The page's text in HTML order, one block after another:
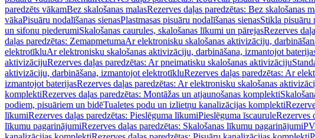
paredzēts vākamBez skalošanas malasRezerves daļas paredzētas: Bez skalošanas
vākaPisuāru nodalīšanas sienasPlastmasas pisuāru nodalīšanas sienasStikla pisuāru
un sifonu piederumiSkalošanas caurules, skalošanas līkumi un pārejasRezerves
daļas paredzētas: ZemapmetumaAr elektronisku skalošanas aktivizāciju,
elektrotīkluAr elektronisku skalošanas aktivizāciju, darbināšana, izmantojot
aktivizācijuRezerves daļas paredzētas: Ar pneimatisku skalošanas aktivizāciju
aktivizāciju, darbināšana, izmantojot elektrotīkluRezerves daļas paredzētas: Ar
izmantojot baterijasRezerves daļas paredzētas: Ar elektronisku skalošanas
komplektiRezerves daļas paredzētas: Montāžas un atjaunošanas komplekti
podiem, pisuāriem un bidēTualetes podu un izlietņu kanalizācijas komplekti
līkumiRezerves daļas paredzētas: Pieslēguma līkumiPieslēguma īscauruleRezerves
līkumu pagarinājumiRezerves daļas paredzētas: Skalošanas līkumu pagarinājumi